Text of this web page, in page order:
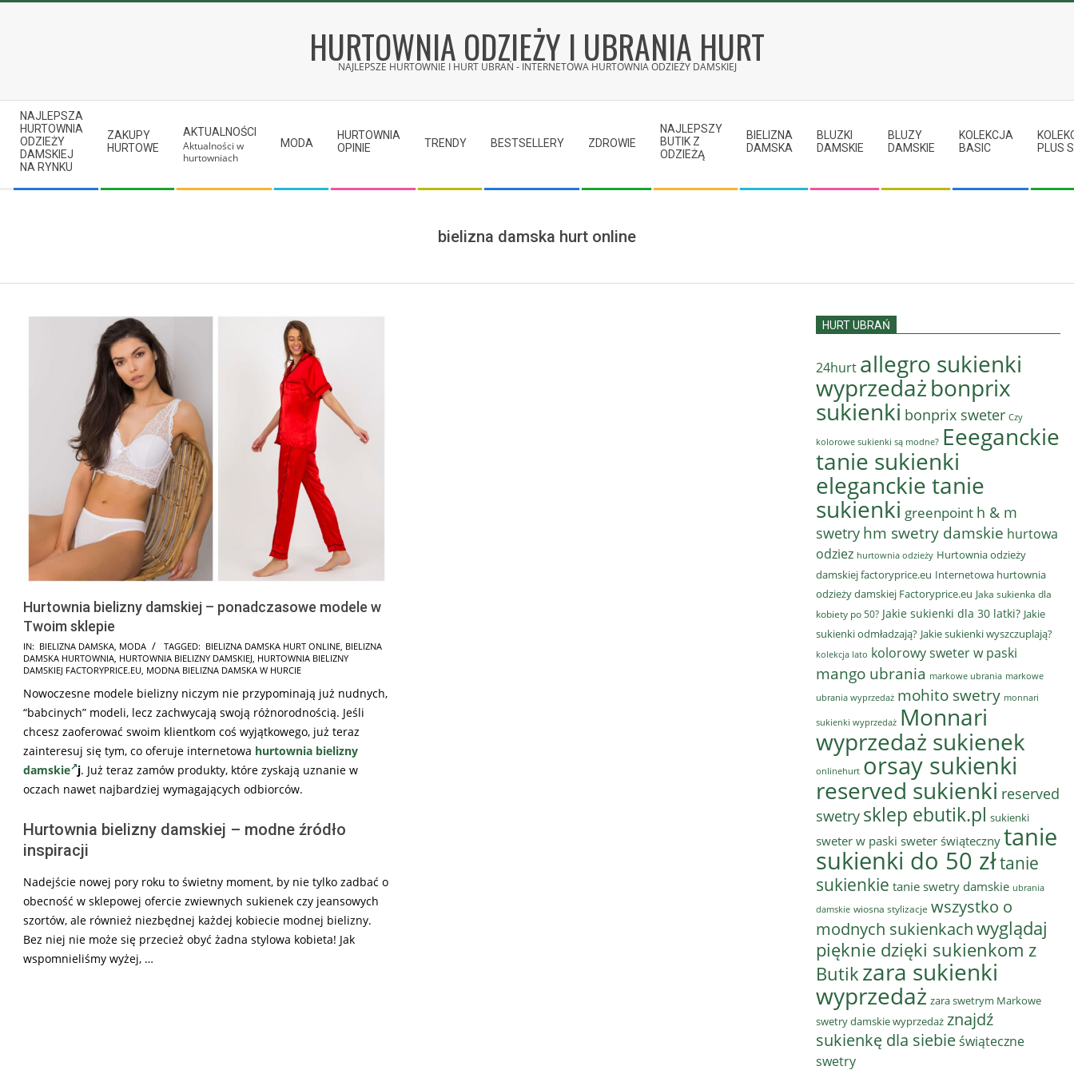
HURTOWNIA ODZIEŻY I UBRANIA HURT
NAJLEPSZE HURTOWNIE I HURT UBRAŃ - INTERNETOWA HURTOWNIA ODZIEŻY DAMSKIEJ
Secondary
Navigation
Menu
NAJLEPSZA
HURTOWNIA
ODZIEŻY
DAMSKIEJ
NA RYNKU
ZAKUPY
HURTOWE
AKTUALNOŚCI
Aktualności w
hurtowniach
MODA
HURTOWNIA
OPINIE
TRENDY BESTSELLERY ZDROWIE
NAJLEPSZY
BUTIK Z
ODZIEŻĄ
BIELIZNA
DAMSKA
BLUZKI
DAMSKIE
BLUZY
DAMSKIE
KOLEKCJA
BASIC
PLUS
bielizna damska hurt online
Hurtownia bielizny damskiej – ponadczasowe modele w
Twoim sklepie
2023-
03-
IN: BIELIZNA DAMSKA MODA TAGGED: BIELIZNA DAMSKA HURT ONLINE BIELIZNA
DAMSKA HURTOWNIA HURTOWNIA BIELIZNY DAMSKIEJ HURTOWNIA BIELIZNY
DAMSKIEJ FACTORYPRICE.EU MODNA BIELIZNA DAMSKA W HURCIE
Nowoczesne modele bielizny niczym nie przypominają już nudnych,
“babcinych” modeli, lecz zachwycają swoją różnorodnością. Jeśli
chcesz zaoferować swoim klientkom coś wyjątkowego, już teraz
zainteresuj się tym, co oferuje internetowa hurtownia bielizny
damskie j. Już teraz zamów produkty, które zyskają uznanie w
oczach nawet najbardziej wymagających odbiorców.
Hurtownia bielizny damskiej – modne źródło
inspiracji
Nadejście nowej pory roku to świetny moment, by nie tylko zadbać o
obecność w sklepowej ofercie zwiewnych sukienek czy jeansowych
szortów, ale również niezbędnej każdej kobiecie modnej bielizny.
Bez niej nie może się przecież obyć żadna stylowa kobieta! Jak
wspomnieliśmy wyżej, …
HURT UBRAŃ
24hurt allegro sukienki
wyprzedażbonprix
sukienki bonprix sweter Czy
kolorowe sukienki są modne? Eeeganckie
tanie sukienki
eleganckie tanie
sukienki greenpoint h & m
swetry hm swetry damskie hurtowa
odziez hurtownia odzieży Hurtownia odzieży
damskiej factoryprice.eu Internetowa hurtownia
odzieży damskiej Factoryprice.eu Jaka sukienka dla
kobiety po 50? Jakie sukienki dla 30 latki? Jakie
sukienki odmładzają? Jakie sukienki wyszczuplają?
kolekcja lato kolorowy sweter w paski
mango ubrania markowe ubrania markowe
ubrania wyprzedaż mohito swetry monnari
sukienki wyprzedaż Monnari
wyprzedaż sukienek
onlinehurt orsay sukienki
reserved sukienki reserved
swetry sklep ebutik.pl sukienki
sweter w paski sweter świątecznytanie
sukienki do 50 złtanie
sukienkie tanie swetry damskie ubrania
damskie wiosna stylizacje wszystko o
modnych sukienkachwyglądaj
pięknie dzięki sukienkom z
Butik zara sukienki
wyprzedaż zara swetrym Markowe
swetry damskie wyprzedaż znajdź
sukienkę dla siebieświąteczne
swetry